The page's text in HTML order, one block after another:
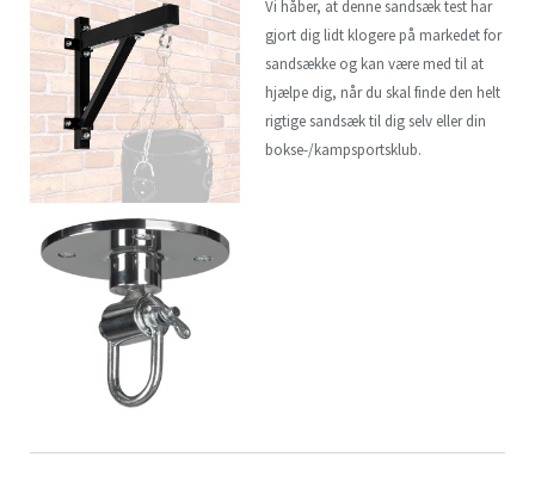
Vi håber, at denne sandsæk test har
gjort dig lidt klogere på markedet for
sandsække og kan være med til at
hjælpe dig, når du skal finde den helt
rigtige sandsæk til dig selv eller din
bokse-/kampsportsklub.